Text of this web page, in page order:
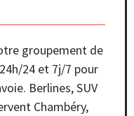
groupement de
24 et 7j/7 pour
Berlines, SUV
Chambéry,